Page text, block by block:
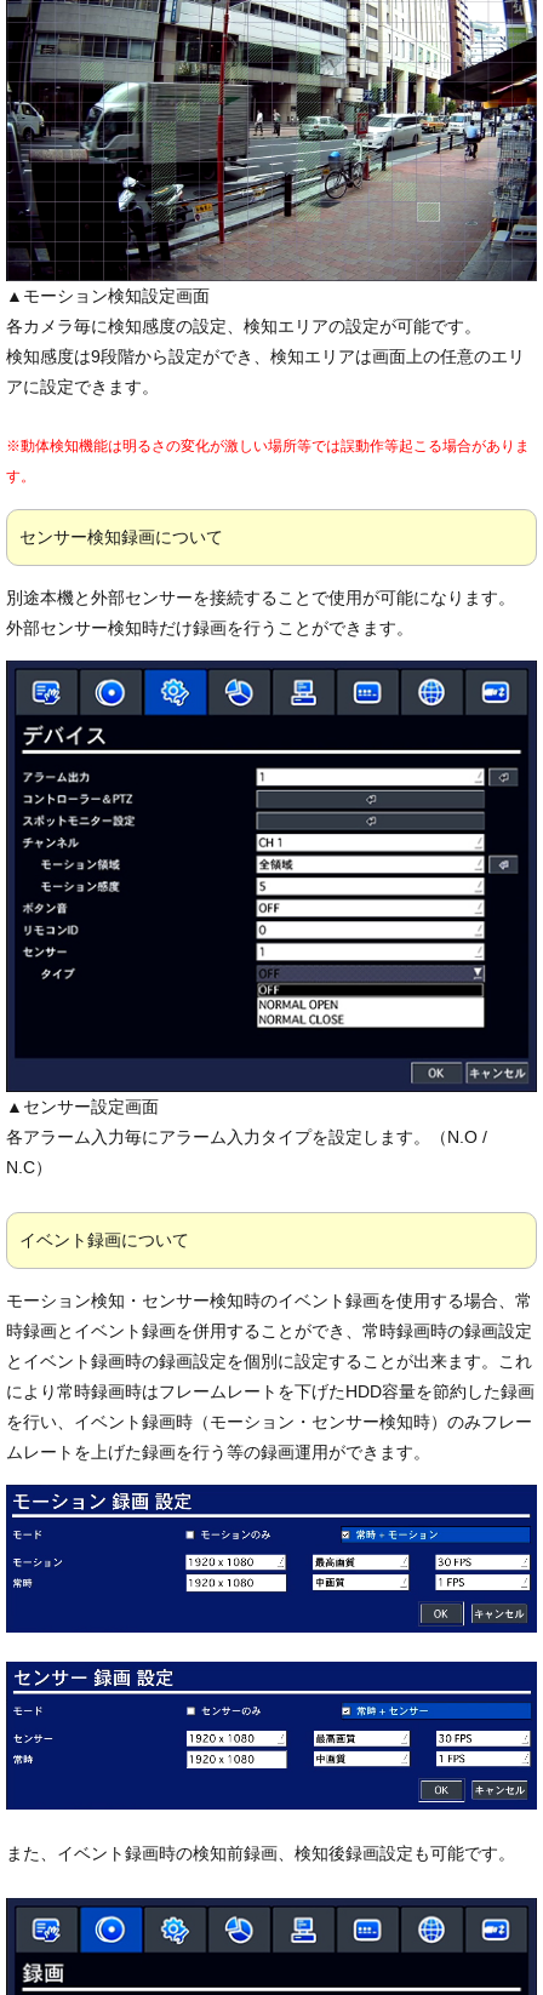
▲モーション検知設定画面
各カメラ毎に検知感度の設定、検知エリアの設定が可能です。
検知感度は9段階から設定ができ、検知エリアは画面上の任意のエリ
アに設定できます。
※動体検知機能は明るさの変化が激しい場所等では誤動作等起こる場合がありま
す。
センサー検知録画について
別途本機と外部センサーを接続することで使用が可能になります。
外部センサー検知時だけ録画を行うことができます。
▲センサー設定画面
各アラーム入力毎にアラーム入力タイプを設定します。（N.O /
N.C）
イベント録画について
モーション検知・センサー検知時のイベント録画を使用する場合、常
時録画とイベント録画を併用することができ、常時録画時の録画設定
とイベント録画時の録画設定を個別に設定することが出来ます。これ
により常時録画時はフレームレートを下げたHDD容量を節約した録画
を行い、イベント録画時（モーション・センサー検知時）のみフレー
ムレートを上げた録画を行う等の録画運用ができます。
また、イベント録画時の検知前録画、検知後録画設定も可能です。